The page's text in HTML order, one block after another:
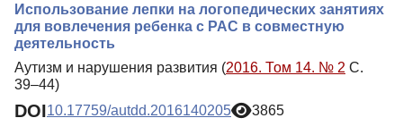
Использование лепки на логопедических занятиях
для вовлечения ребенка с РАС в совместную
деятельность
Аутизм и нарушения развития (2016. Том 14. № 2 С.
39–44)
DOI10.17759/autdd.2016140205 3865